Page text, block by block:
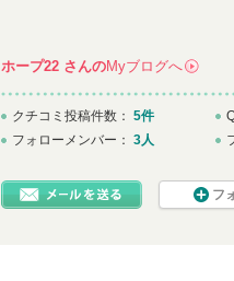
ホープ22 さんのMyブログへ
クチコミ投稿件数： 5件
フォローメンバー： 3人
フ